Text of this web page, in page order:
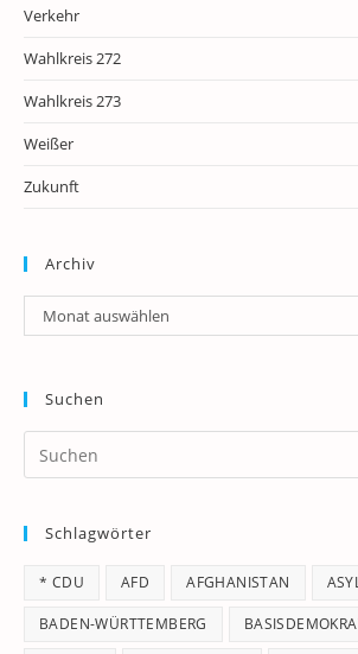
Verkehr
Wahlkreis 272
Wahlkreis 273
Weißer
Zukunft
Archiv
Archiv
Monat auswählen
Suchen
Schlagwörter
* CDU AFD AFGHANISTAN
BADEN-WÜRTTEMBERG